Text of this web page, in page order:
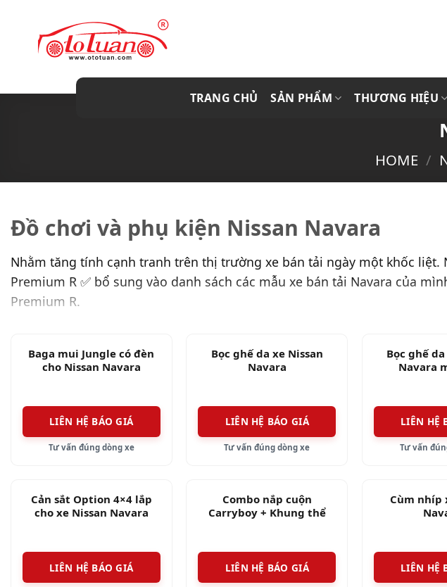
content
TRANG CHỦ SẢN PHẨM THƯƠNG HIỆU
HOME /
Đồ chơi và phụ kiện Nissan Navara
Nhằm tăng tính cạnh tranh trên thị trường xe bán tải ngày một khốc liệt.
Premium R ✅ bổ sung vào danh sách các mẫu xe bán tải Navara của
Premium R.
Baga mui Jungle có đèn
cho Nissan Navara
LIÊN HỆ BÁO GIÁ
Tư vấn đúng dòng xe
Bọc ghế da xe Nissan
Navara
LIÊN HỆ BÁO GIÁ
Tư vấn đúng dòng xe
Bọc ghế
Navara
LIÊN HỆ
Tư vấn
Cản sắt Option 4×4 lắp
cho xe Nissan Navara
LIÊN HỆ BÁO GIÁ
Combo nắp cuộn
Carryboy + Khung thể
LIÊN HỆ BÁO GIÁ
Cùm nhíp
LIÊN HỆ